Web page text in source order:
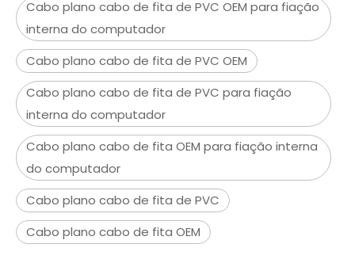
Cabo plano cabo de fita de PVC OEM para fiação
interna do computador
Cabo plano cabo de fita de PVC OEM
Cabo plano cabo de fita de PVC para fiação
interna do computador
Cabo plano cabo de fita OEM para fiação interna
do computador
Cabo plano cabo de fita de PVC
Cabo plano cabo de fita OEM